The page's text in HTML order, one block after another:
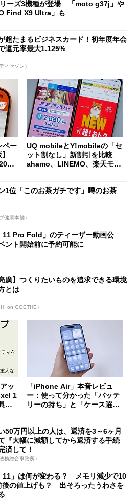
ーズ3機種が登場 「moto g37j」や
Find X9 Ultra」も
超たまるビジネスカード！初年度年会
還元率最大1.125%
ィセゾン）
ペー
】
％
UQ mobileとY!mobileの「セ
ット割なし」新割引を比較
ahamo、LINEMO、楽天モバ
1位「このお茶ガチです」噂のお茶
健康本舗）
11 Pro Fold」のティーザー動画公
ント開始前に予約可能に
廣】つくりたいものを追求できる環境
とは
on GOETHE）
ッ
1
合
「iPhone Air」本音レビュ
ー：使って分かった「バッテ
リーの持ち」と「ケース選
50万円以上の人は、返済を3～6ヶ月
『大幅に減額してから返済する手続
済して！
務総合事務所）
11」は何が変わる？ メモリ減少で10
後の値上げも？ 出そろったうわさを